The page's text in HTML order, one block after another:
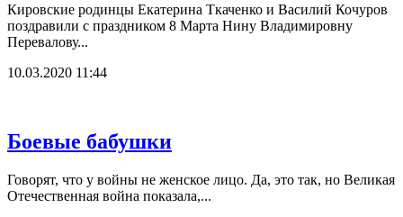
Кировские родинцы Екатерина Ткаченко и Василий Кочуров
поздравили с праздником 8 Марта Нину Владимировну
Перевалову...
10.03.2020 11:44
Боевые бабушки
Говорят, что у войны не женское лицо. Да, это так, но Великая
Отечественная война показала,...